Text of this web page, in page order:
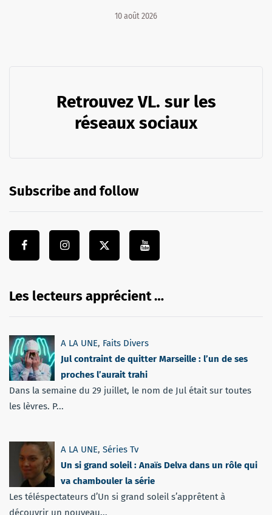
10 août 2026
Retrouvez VL. sur les
réseaux sociaux
Subscribe and follow
Les lecteurs apprécient …
A LA UNE, Faits Divers
Jul contraint de quitter Marseille : l’un de ses
proches l’aurait trahi
Dans la semaine du 29 juillet, le nom de Jul était sur toutes
les lèvres. P...
A LA UNE, Séries Tv
Un si grand soleil : Anaïs Delva dans un rôle qui
va chambouler la série
Les téléspectateurs d’Un si grand soleil s’apprêtent à
découvrir un nouveau...